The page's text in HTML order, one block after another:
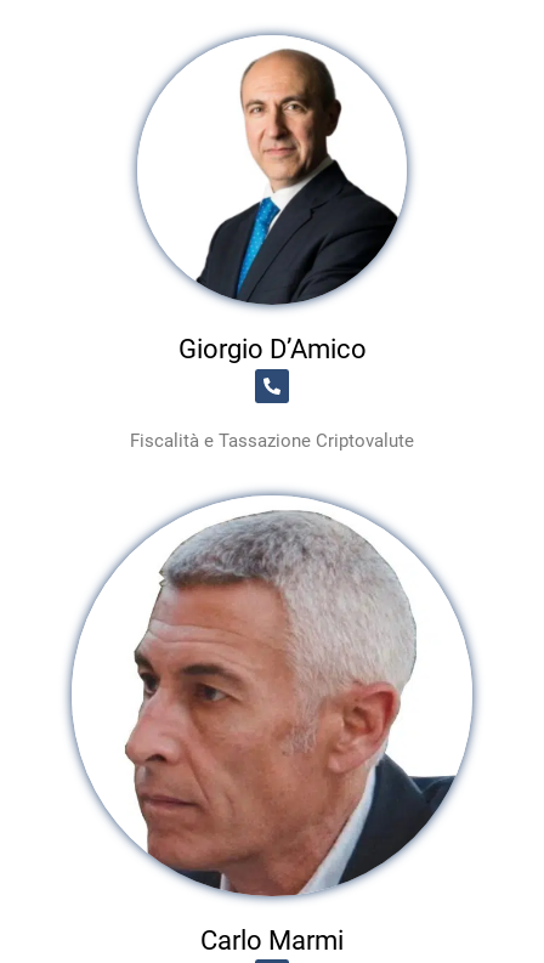
Giorgio D’Amico
Fiscalità e Tassazione Criptovalute
Carlo Marmi